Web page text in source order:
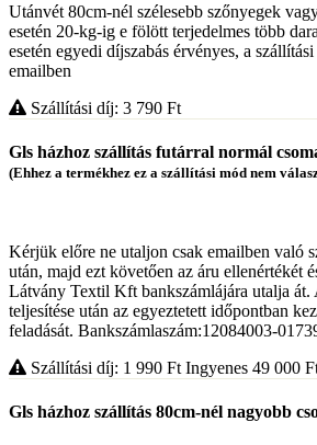
Utánvét 80cm-nél szélesebb szőnyegek
esetén 20-kg-ig e fölött terjedelmes több
esetén egyedi díjszabás érvényes, a
emailben
Szállítási díj: 3 790 Ft
Gls házhoz szállítás futárral normál
(Ehhez a termékhez ez a szállítási mód nem
Kérjük előre ne utaljon csak emailben való
után, majd ezt követően az áru ellenértékét
Látvány Textil Kft bankszámlájára utalja át.
teljesítése után az egyeztetett időpontban
feladását. Bankszámlaszám:12084003-
Szállítási díj: 1 990 Ft Ingyenes 49 000
Gls házhoz szállítás 80cm-nél nagyobb